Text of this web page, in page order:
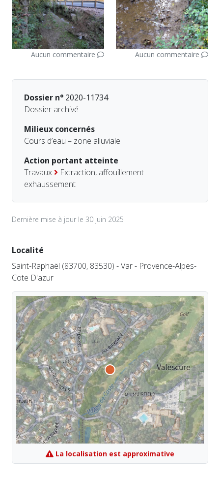
Aucun commentaire Aucun commentaire
Dossier n° 2020-11734
Dossier archivé
Milieux concernés
Cours d’eau – zone alluviale
Action portant atteinte
Travaux
Extraction, affouillement
exhaussement
Dernière mise à jour le 30 juin 2025
Localité
Saint-Raphaël (83700, 83530) - Var - Provence-Alpes-
Cote D'azur
La localisation est approximative